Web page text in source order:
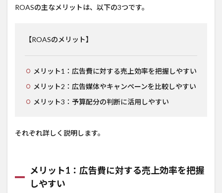
ROASの主なメリットは、以下の3つです。
【ROASのメリット】
メリット1：広告費に対する売上効率を把握しやすい
メリット2：広告媒体やキャンペーンを比較しやすい
メリット3：予算配分の判断に活用しやすい
それぞれ詳しく説明します。
メリット1：広告費に対する売上効率を把握
しやすい